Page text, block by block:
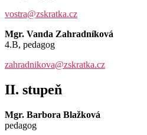
vostra@zskratka.cz
Mgr. Vanda Zahradníková
4.B, pedagog
zahradnikova@zskratka.cz
II. stupeň
Mgr. Barbora Blažková
pedagog